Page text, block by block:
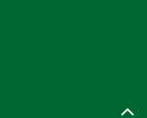
neuem Tab
in neuem Tab
– öffnet in
– öffnet
auf Xing – öffnet
auf YouTube